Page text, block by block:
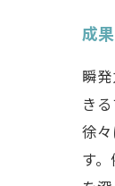
成
瞬
き
徐
す